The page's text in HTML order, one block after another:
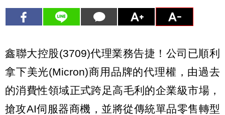
鑫聯大控股(3709)代理業務告捷！公司已順利
拿下美光(Micron)商用品牌的代理權，由過去
的消費性領域正式跨足高毛利的企業級市場，
搶攻AI伺服器商機，並將從傳統單品零售轉型